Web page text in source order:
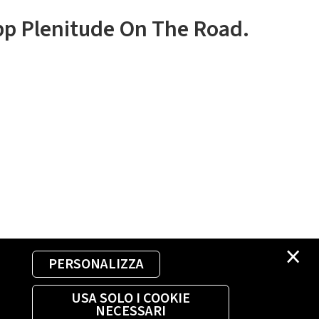
×
PERSONALIZZA
USA SOLO I COOKIE
NECESSARI
Plenitude On The Road.